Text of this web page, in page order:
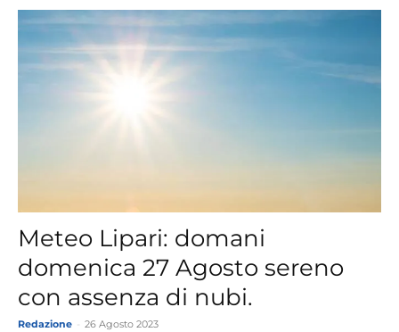
Meteo Lipari: domani
domenica 27 Agosto sereno
con assenza di nubi.
Redazione 26 Agosto 2023